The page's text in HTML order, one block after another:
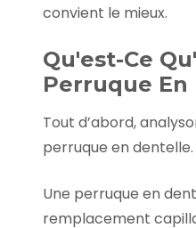
convient le mieux.
Qu'est-Ce
Perruque
Tout d’abord,
perruque en dentelle.
Une perruque en
remplacement